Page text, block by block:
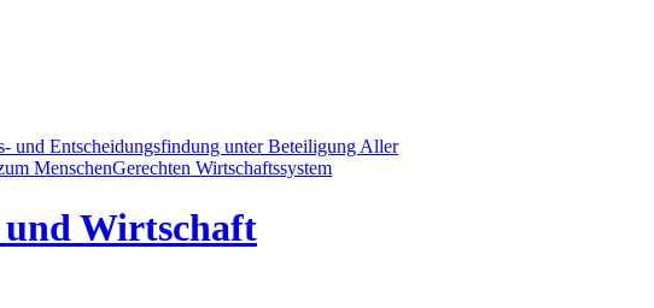
und Entscheidungsfindung unter Beteiligung Aller
MenschenGerechten Wirtschaftssystem
und Wirtschaft